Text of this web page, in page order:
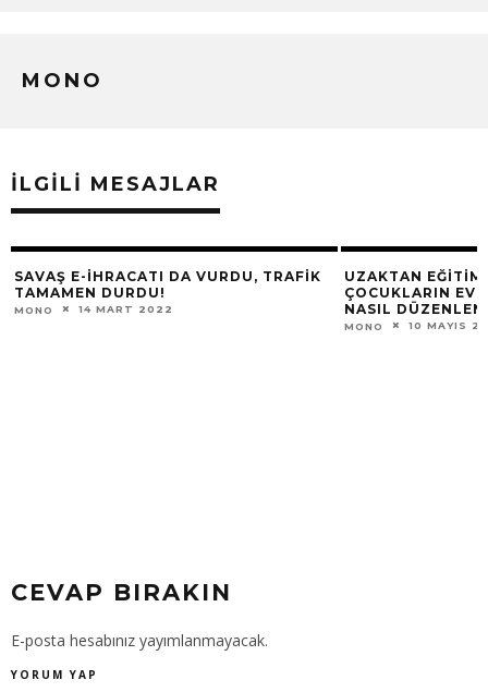
MONO
İLGILI MESAJLAR
SAVAŞ E-IHRACATI DA VURDU, TRAFIK
TAMAMEN DURDU!
MONO 14 MART 2022
UZAKTAN
ÇOCUKLARIN
NASIL
MONO 10 MAYIS
CEVAP BIRAKIN
E-posta hesabınız yayımlanmayacak.
YORUM YAP